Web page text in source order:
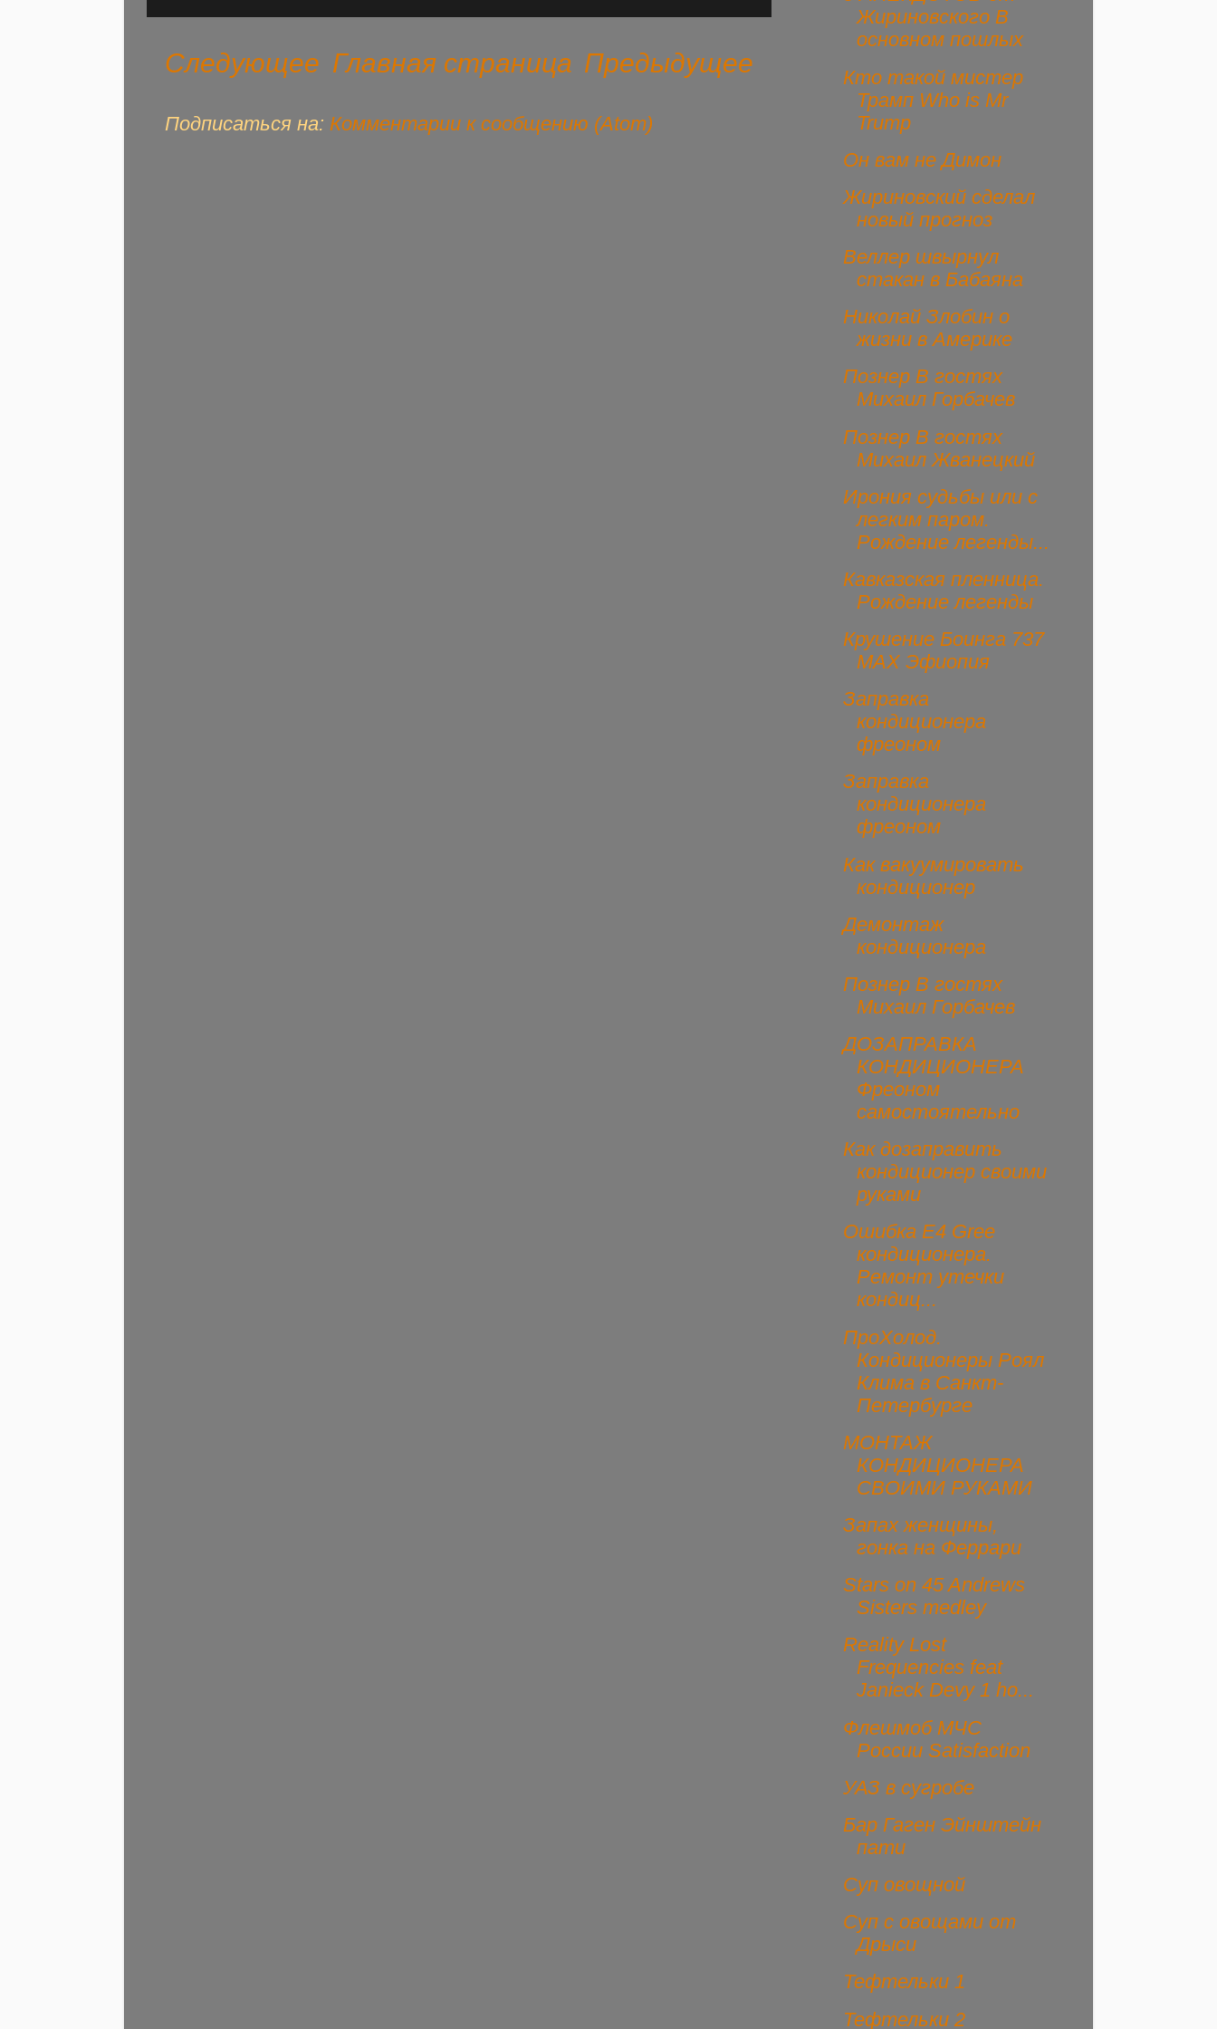
Следующее Предыдущее
Главная страница
Подписаться на: Комментарии к сообщению (Atom)
Жириновского В
основном пошлых
Кто такой мистер
Трамп Who is Mr
Trump
Он вам не Димон
Жириновский сделал
новый прогноз
Веллер швырнул
стакан в Бабаяна
Николай Злобин о
жизни в Америке
Познер В гостях
Михаил Горбачев
Познер В гостях
Михаил Жванецкий
Ирония судьбы или с
легким паром.
Рождение легенды...
Кавказская пленница.
Рождение легенды
Крушение Боинга 737
MAX Эфиопия
Заправка
кондиционера
фреоном
Заправка
кондиционера
фреоном
Как вакуумировать
кондиционер
Демонтаж
кондиционера
Познер В гостях
Михаил Горбачев
ДОЗАПРАВКА
КОНДИЦИОНЕРА
Фреоном
самостоятельно
Как дозаправить
кондиционер своими
руками
Ошибка E4 Gree
кондиционера.
Ремонт утечки
кондиц...
ПроХолод.
Кондиционеры Роял
Клима в Санкт-
Петербурге
МОНТАЖ
КОНДИЦИОНЕРА
СВОИМИ РУКАМИ
Запах женщины,
гонка на Феррари
Stars on 45 Andrews
Sisters medley
Reality Lost
Frequencies feat
Janieck Devy 1 ho...
Флешмоб МЧС
России Satisfaction
УАЗ в сугробе
Бар Гаген Эйнштейн
пати
Суп овощной
Суп с овощами от
Дрыси
Тефтельки 1
Тефтельки 2